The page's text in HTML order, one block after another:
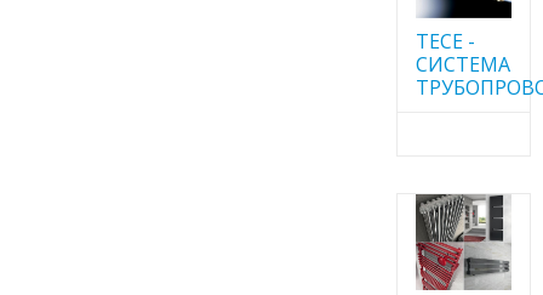
TECE -
CИСТЕМА